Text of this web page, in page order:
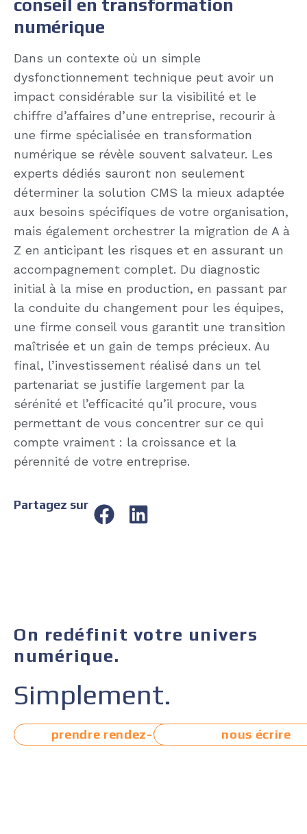
conseil en transformation
numérique
Dans un contexte où un simple
dysfonctionnement technique peut avoir un
impact considérable sur la visibilité et le
chiffre d’affaires d’une entreprise, recourir à
une firme spécialisée en transformation
numérique se révèle souvent salvateur. Les
experts dédiés sauront non seulement
déterminer la solution CMS la mieux adaptée
aux besoins spécifiques de votre organisation,
mais également orchestrer la migration de A à
Z en anticipant les risques et en assurant un
accompagnement complet. Du diagnostic
initial à la mise en production, en passant par
la conduite du changement pour les équipes,
une firme conseil vous garantit une transition
maîtrisée et un gain de temps précieux. Au
final, l’investissement réalisé dans un tel
partenariat se justifie largement par la
sérénité et l’efficacité qu’il procure, vous
permettant de vous concentrer sur ce qui
compte vraiment : la croissance et la
pérennité de votre entreprise.
Partagez sur
On redéfinit votre univers
numérique.
Simplement.
prendre rendez-vous nous écrire